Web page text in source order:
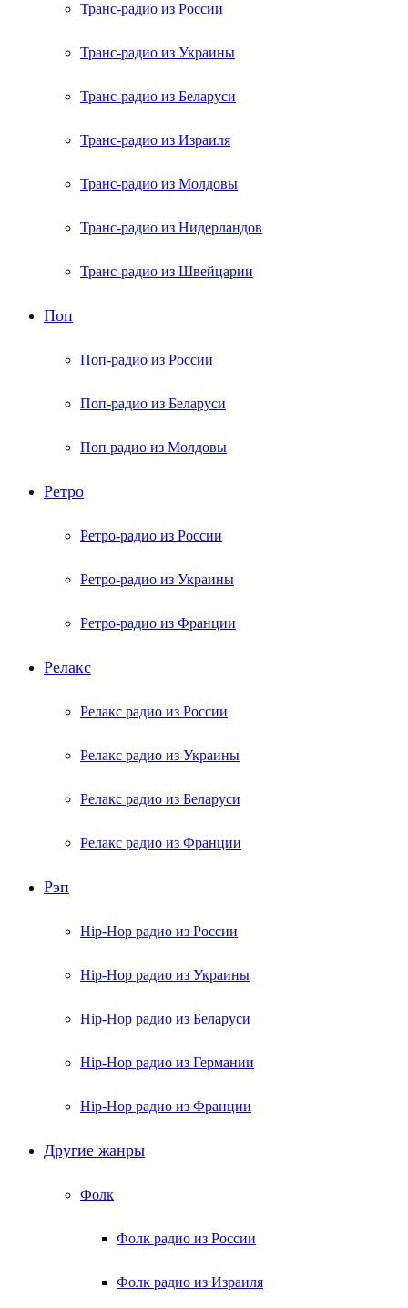
Транс-радио из России
Транс-радио из Украины
Транс-радио из Беларуси
Транс-радио из Израиля
Транс-радио из Молдовы
Транс-радио из Нидерландов
Транс-радио из Швейцарии
Поп
Поп-радио из России
Поп-радио из Беларуси
Поп радио из Молдовы
Ретро
Ретро-радио из России
Ретро-радио из Украины
Ретро-радио из Франции
Релакс
Релакс радио из России
Релакс радио из Украины
Релакс радио из Беларуси
Релакс радио из Франции
Рэп
Hip-Hop радио из России
Hip-Hop радио из Украины
Hip-Hop радио из Беларуси
Hip-Hop радио из Германии
Hip-Hop радио из Франции
Другие жанры
Фолк
Фолк радио из России
Фолк радио из Израиля